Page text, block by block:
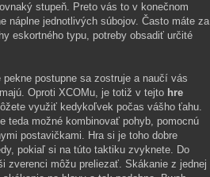
stupeň. Preto vás to v konečnom
náplne jednotlivých súbojov. Často máte za
eskortného typu, potreby obsadiť určité
postupne sa zostruje a naučí vás
Oproti XCOMu, je totiž v tejto hre
využiť kedykoľvek počas vášho ťahu.
teda možné kombinovať pohyb, pomocnú
postavičkami. Hra si je toho dobre
pokiaľ si na túto taktiku zvyknete. Do
zverenci môžu preliezať. Skákanie z jednej